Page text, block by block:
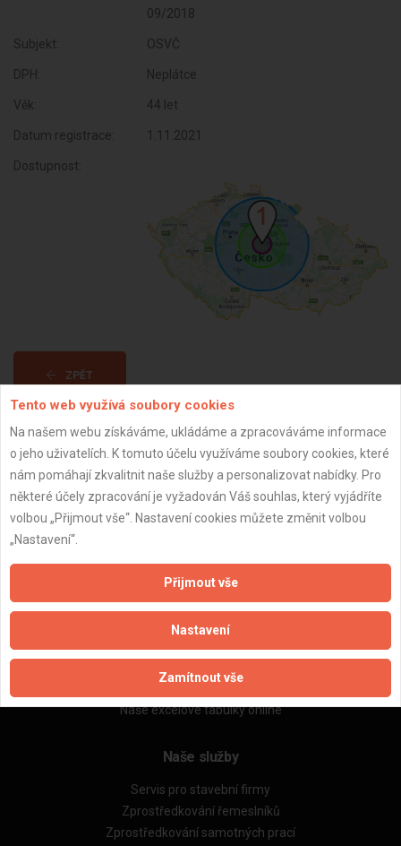
09/2018
Subjekt: OSVČ
DPH: Neplátce
Věk: 44 let
Datum registrace: 1.11.2021
Dostupnost:
ZPĚT
Aktualizováno z portálu ARES dne 01.12.2025 13:15:03
Naše firmy a řemeslníci
Zpracování a ochrana osobních údajů
Zásady pro používání souborů cookie
Naše excelové tabulky online
Naše služby
Servis pro stavební firmy
Zprostředkování řemeslníků
Zprostředkování samotných prací
Tento web využívá soubory cookies
Na našem webu získáváme, ukládáme a zpracováváme informace
o jeho uživatelích. K tomuto účelu využíváme soubory cookies, které
nám pomáhají zkvalitnit naše služby a personalizovat nabídky. Pro
některé účely zpracování je vyžadován Váš souhlas, který vyjádříte
volbou „Přijmout vše“. Nastavení cookies můžete změnit volbou
„Nastavení“.
Přijmout vše
Nastavení
Zamítnout vše